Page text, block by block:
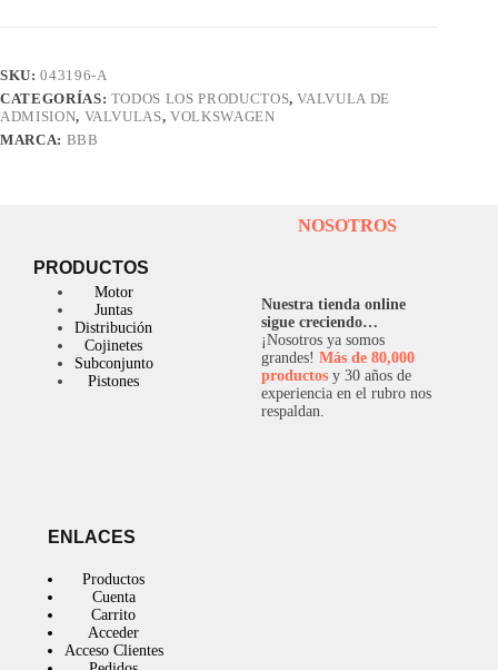
D
STD
(95,5X35,9X6,96)
cantidad
SKU:043196-A
CATEGORÍAS: TODOS LOS PRODUCTOS,VALVULA DE
ADMISION, VALVULAS,VOLKSWAGEN
MARCA: BBB
PRODUCTOS
Motor
Juntas
Distribución
Cojinetes
Subconjunto
Pistones
NOSOTROS
Nuestra tienda online
sigue creciendo…
¡Nosotros ya somos
grandes!Más de 80,000
productos y 30 años de
experiencia en el rubro nos
respaldan.
ENLACES
Productos
Cuenta
Carrito
Acceder
Acceso Clientes